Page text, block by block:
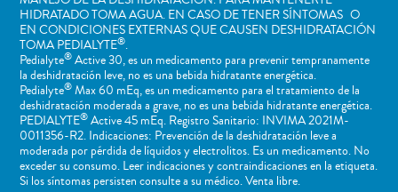
HIDRATADO TOMA AGUA. EN CASO DE TENER SÍNTOMAS O
EN CONDICIONES EXTERNAS QUE CAUSEN DESHIDRATACIÓN
TOMA PEDIALYTE®.
Pedialyte®Active 30, es un medicamento para prevenir tempranamente
la deshidratación leve, no es una bebida hidratante energética.
Pedialyte®Max 60 mEq, es un medicamento para el tratamiento de la
deshidratación moderada a grave, no es una bebida hidratante energética.
PEDIALYTE®Active 45 mEq. Registro Sanitario: INVIMA 2021M-
0011356-R2. Indicaciones: Prevención de la deshidratación leve a
moderada por pérdida de líquidos y electrolitos. Es un medicamento. No
exceder su consumo. Leer indicaciones y contraindicaciones en la etiqueta.
Si los síntomas persisten consulte a su médico. Venta libre.